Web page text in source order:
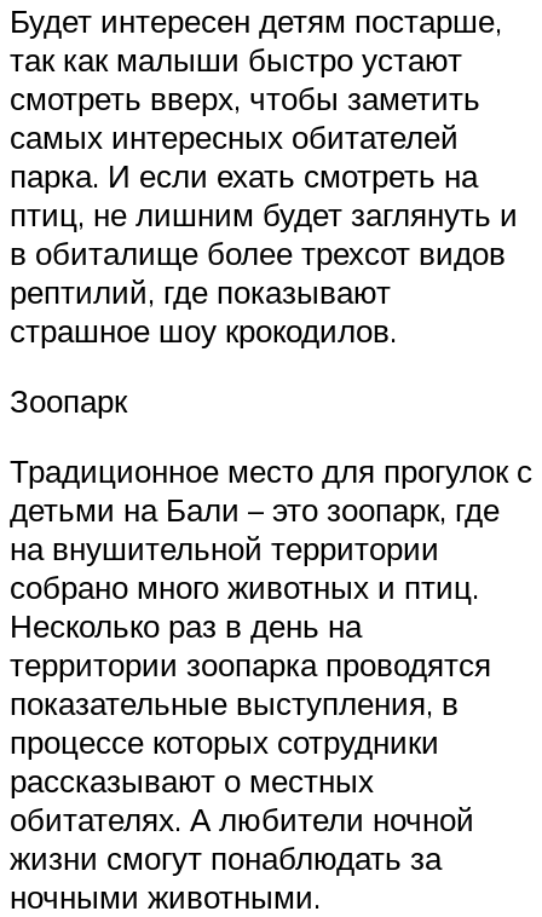
Будет интересен детям постарше,
так как малыши быстро устают
смотреть вверх, чтобы заметить
самых интересных обитателей
парка. И если ехать смотреть на
птиц, не лишним будет заглянуть и
в обиталище более трехсот видов
рептилий, где показывают
страшное шоу крокодилов.
Зоопарк
Традиционное место для прогулок с
детьми на Бали – это зоопарк, где
на внушительной территории
собрано много животных и птиц.
Несколько раз в день на
территории зоопарка проводятся
показательные выступления, в
процессе которых сотрудники
рассказывают о местных
обитателях. А любители ночной
жизни смогут понаблюдать за
ночными животными.